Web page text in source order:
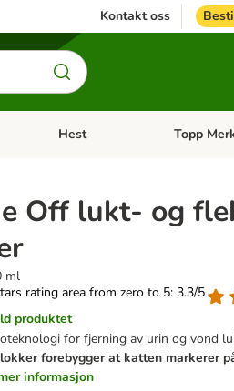
Kontakt oss
Åpne kategorimeny: +
Hest Åpne
Topp
Off lukt- og
ml
rating area from zero to 5: 3.3/5
produktet
for fjerning av urin og vond
forebygger at katten markerer
informasjon